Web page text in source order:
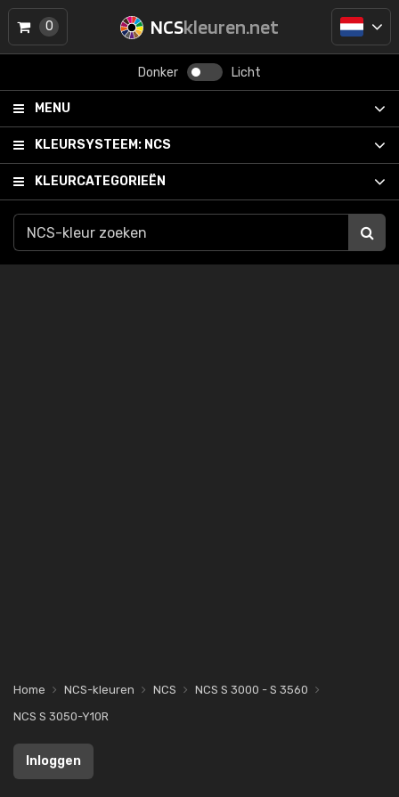
NCSkleuren.net
Donker Licht
MENU
KLEURSYSTEEM: NCS
KLEURCATEGORIEËN
0
Home NCS-kleuren NCS
NCS S 3000 - S 3560
NCS S 3050-Y10R
Inloggen